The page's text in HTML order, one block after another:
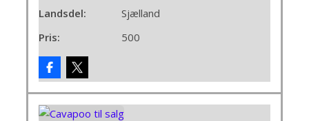
Landsdel:
Sjælland
Pris:
500